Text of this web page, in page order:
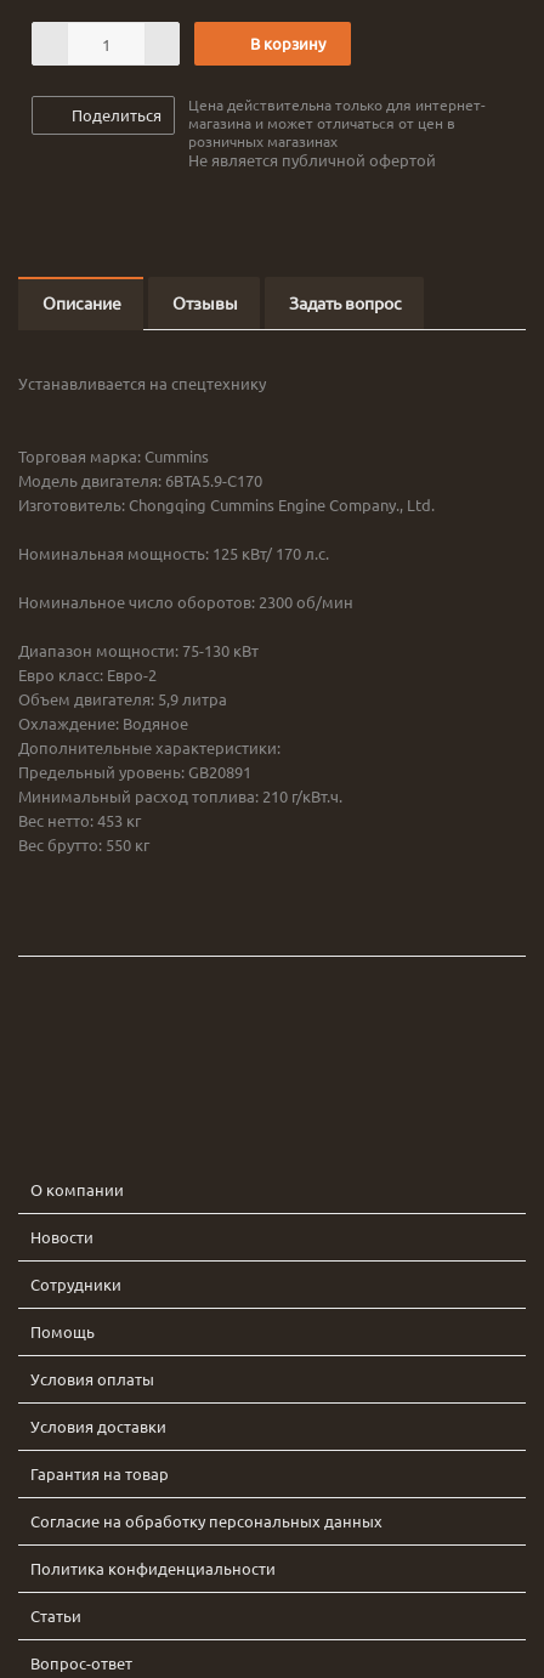
В корзину
Поделиться
Цена действительна только для интернет-
магазина и может отличаться от цен в
розничных магазинах
Не является публичной офертой
Описание Отзывы Задать вопрос
Устанавливается на спецтехнику
Торговая марка: Cummins
Модель двигателя: 6BTA5.9-C170
Изготовитель: Chongqing Cummins Engine Company., Ltd.
Номинальная мощность: 125 кВт/ 170 л.с.
Номинальное число оборотов: 2300 об/мин
Диапазон мощности: 75-130 кВт
Евро класс: Евро-2
Объем двигателя: 5,9 литра
Охлаждение: Водяное
Дополнительные характеристики:
Предельный уровень: GB20891
Минимальный расход топлива: 210 г/кВт.ч.
Вес нетто: 453 кг
Вес брутто: 550 кг
О компании
Новости
Сотрудники
Помощь
Условия оплаты
Условия доставки
Гарантия на товар
Согласие на обработку персональных данных
Политика конфиденциальности
Статьи
Вопрос-ответ